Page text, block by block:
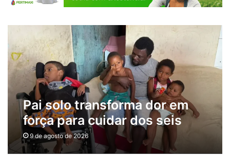
Pai solo transforma dor em
força para cuidar dos seis
filhos em Feira de Santana
9 de agosto de 2026